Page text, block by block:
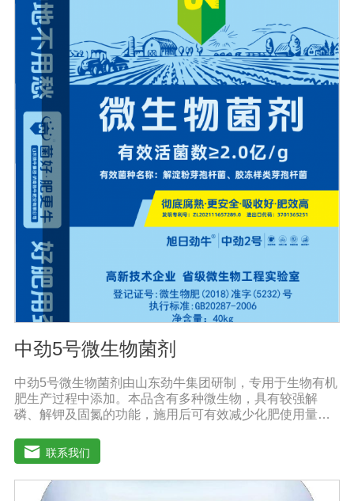
血清质量不会受到影响。
中劲5号微生物菌剂
中劲5号微生物菌剂由山东劲牛集团研制，专用于生物有机
肥生产过程中添加。本品含有多种微生物，具有较强解
磷、解钾及固氮的功能，施用后可有效减少化肥使用量；
维生素，能不同程度地刺激根系生长，促进营养和水分吸
收；并且能产生铁载体、抗生素、系统防卫酶等多种物
质，可以抑制细菌、真菌性病害、诱导系统抗性，具有显
著的防病、抗重茬的效果。【产品功能】1.抑制植物病原
联系我们